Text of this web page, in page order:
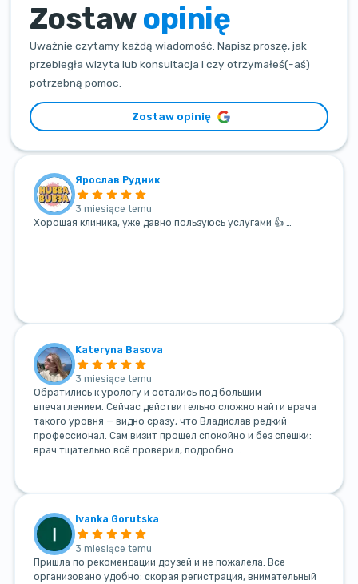
Zostaw opinię
Uważnie czytamy każdą wiadomość. Napisz proszę, jak
przebiegła wizyta lub konsultacja i czy otrzymałeś(-aś)
potrzebną pomoc.
Zostaw opinię
Ярослав Рудник
3 miesiące temu
Хорошая клиника, уже давно пользуюсь услугами 👍 …
Kateryna Basova
3 miesiące temu
Обратились к урологу и остались под большим
впечатлением. Сейчас действительно сложно найти врача
такого уровня — видно сразу, что Владислав редкий
профессионал. Сам визит прошел спокойно и без спешки:
врач тщательно всё проверил, подробно …
Ivanka Gorutska
3 miesiące temu
Пришла по рекомендации друзей и не пожалела. Все
организовано удобно: скорая регистрация, внимательный